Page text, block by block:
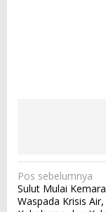
N
a
Pos sebelumnya
Sulut Mulai
Waspada Krisis Air,